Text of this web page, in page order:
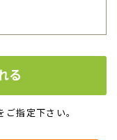
る
ご指定下さい。